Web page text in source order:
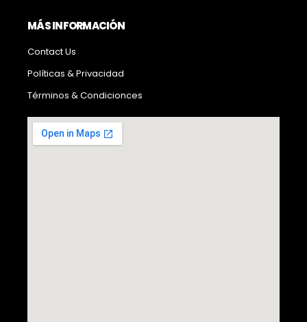
MÁS INFORMACIÓN
Contact Us
Políticas & Privacidad
Términos & Condicionces